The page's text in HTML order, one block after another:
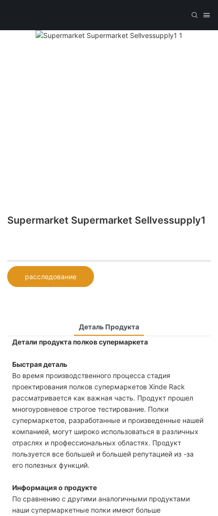
Supermarket Supermarket Sellvessupply1
расследование
Деталь Продукта
Детали продукта полков супермаркета
Быстрая деталь
Во время производственного процесса стадия
проектирования полков супермаркетов Xinde Rack
рассматривается как важная часть. Продукт прошел
многоуровневое строгое тестирование. Полки
супермаркетов, разработанные и произведенные нашей
компанией, могут широко использоваться в различных
отраслях и профессиональных областях. Продукт
пользуется все большей и большей репутацией из -за
его полезных функций.
Информация о продукте
По сравнению с другими аналогичными продуктами
наши супермаркетные полки имеют больше